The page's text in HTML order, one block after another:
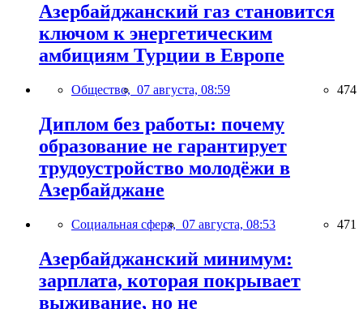
Азербайджанский газ становится
ключом к энергетическим
амбициям Турции в Европе
Общество, 07 августа, 08:59 474
Диплом без работы: почему
образование не гарантирует
трудоустройство молодёжи в
Азербайджане
Социальная сфера, 07 августа, 08:53 471
Азербайджанский минимум:
зарплата, которая покрывает
выживание, но не